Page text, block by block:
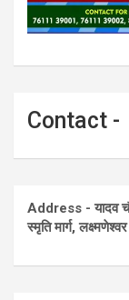
Contact -
Address - यादव
स्मृति मार्ग,